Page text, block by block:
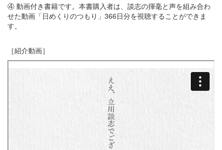
④ 動画付き書籍です。本書購入者は、談志の揮毫と声を組み合わ
せた動画「日めくりのつもり」366日分を視聴することができま
す。
［紹介動画］